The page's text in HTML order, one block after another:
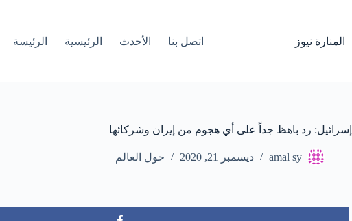
المنارة نيوز اتصل بنا الأحدث الرئيسية الرئیسة
إسرائيل: رد باهظ جداً على أي هجوم من إيران وشركائها
amal sy ديسمبر 21, 2020 حول العالم